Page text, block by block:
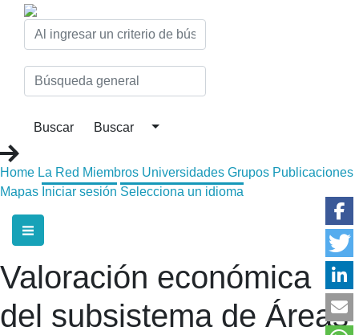
Home La Red Miembros Universidades Grupos Publicaciones
Mapas Iniciar sesión Selecciona un idioma
Valoración económica
del subsistema de Áreas